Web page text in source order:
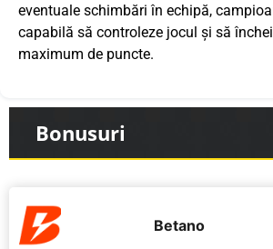
eventuale schimbări în echipă,
capabilă să controleze jocul și să
maximum de puncte.
Bonusuri
Betano